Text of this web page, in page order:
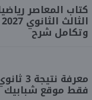
كتاب المعاصر
وتكامل شرح
فقط موقع شبابيك